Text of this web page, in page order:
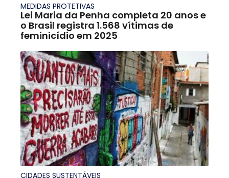
MEDIDAS PROTETIVAS
Lei Maria da Penha completa 20 anos e
o Brasil registra 1.568 vítimas de
feminicídio em 2025
CIDADES SUSTENTÁVEIS